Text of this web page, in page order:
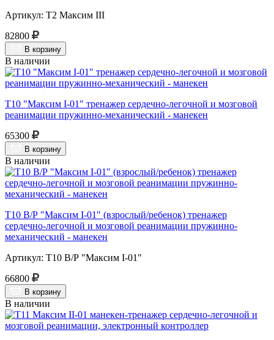
Артикул: Т2 Максим III
82800
В корзину
В наличии
Т10 "Максим I-01" тренажер сердечно-легочной и мозговой
реанимации пружинно-механический - манекен
65300
В корзину
В наличии
Т10 В/Р "Максим I-01" (взрослый/ребенок) тренажер
сердечно-легочной и мозговой реанимации пружинно-
механический - манекен
Артикул: Т10 В/Р "Максим I-01"
66800
В корзину
В наличии